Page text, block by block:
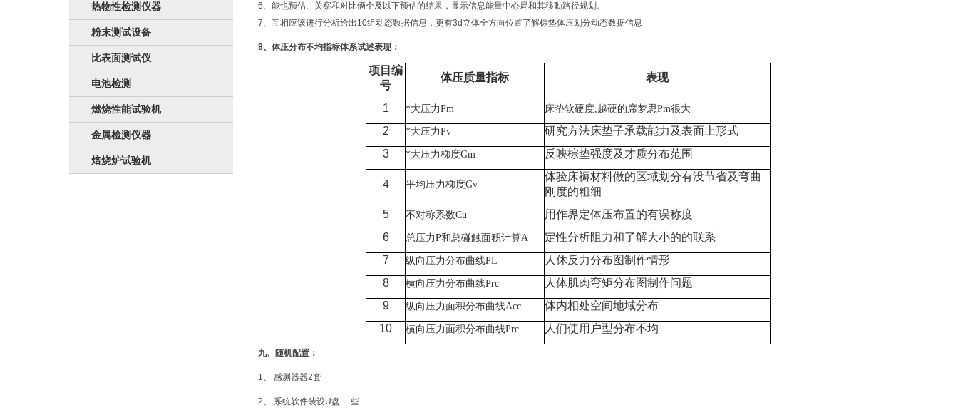
热物性检测仪器
粉末测试设备
比表面测试仪
电池检测
燃烧性能试验机
金属检测仪器
焙烧炉试验机
6、能也预估、关察和对比俩个及以下预估的结果，显示信息能量中心局和其移動路径规划。
7、互相应该进行分析给出10组动态数据信息，更有3d立体全方向位置了解棕垫体压划分动态数据信息
8、体压分布不均指标体系试述表现：
项目编
号
体压质量指标 表现
1 *大压力Pm 床垫软硬度,越硬的席梦思Pm很大
2 *大压力Pv
研究方法床垫子承载能力及表面上形式
3
*大压力梯度Gm 反映棕垫强度及才质分布范围
4 平均压力梯度Gv
体验床褥材料做的区域划分有没节省及弯曲
刚度的粗细
5
不对称系数Cu
用作界定体压布置的有误称度
6
总压力P和总碰触面积计算A
定性分析阻力和了解大小的的联系
7
纵向压力分布曲线PL
人休反力分布图制作情形
8
横向压力分布曲线Prc
人体肌肉弯矩分布图制作问题
9
纵向压力面积分布曲线Acc
体内相处空间地域分布
10
横向压力面积分布曲线Prc 人们使用户型分布不均
九、随机配置：
1、 感测器器2套
2、 系统软件装设U盘 一些